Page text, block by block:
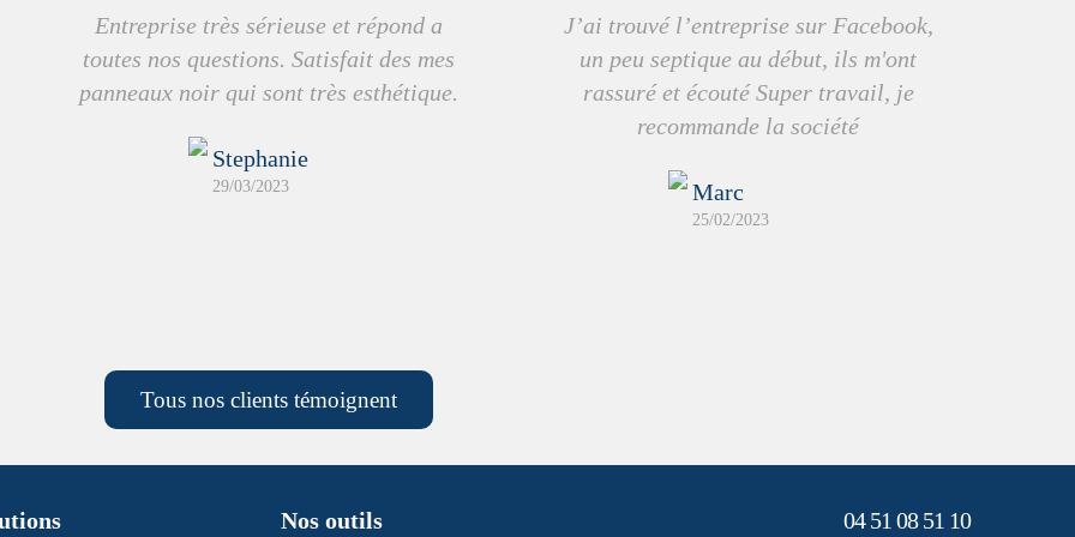
Entreprise très sérieuse et répond a
toutes nos questions. Satisfait des mes
panneaux noir qui sont très esthétique.
Stephanie
29/03/2023
J’ai trouvé l’entreprise sur Facebook,
un peu septique au début, ils m'ont
rassuré et écouté Super travail, je
recommande la société
Marc
25/02/2023
Tous nos clients témoignent
Nos outils 04 51 08 51 10